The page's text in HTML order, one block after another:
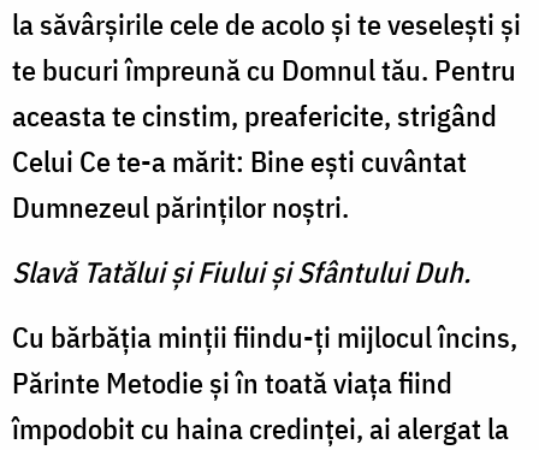
la săvârşirile cele de acolo şi te veseleşti şi
te bucuri împreună cu Domnul tău. Pentru
aceasta te cinstim, preafericite, strigând
Celui Ce te-a mărit: Bine eşti cuvântat
Dumnezeul părinţilor noştri.
Slavă Tatălui şi Fiului şi Sfântului Duh.
Cu bărbăţia minţii fiindu-ţi mijlocul încins,
Părinte Metodie şi în toată viaţa fiind
împodobit cu haina credinţei, ai alergat la